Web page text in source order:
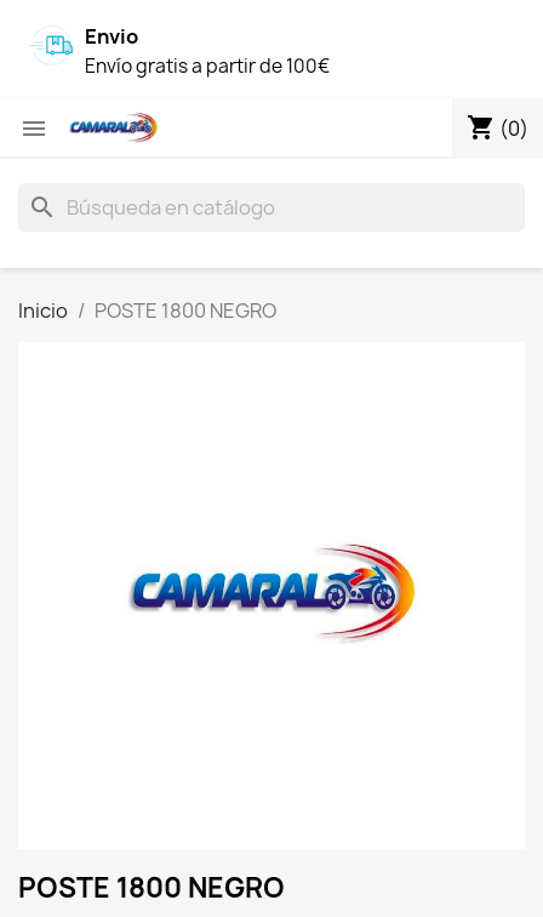
Envio
Envío gratis a partir de 100€
 shopping_cart (0)
search
Inicio POSTE 1800 NEGRO
POSTE 1800 NEGRO